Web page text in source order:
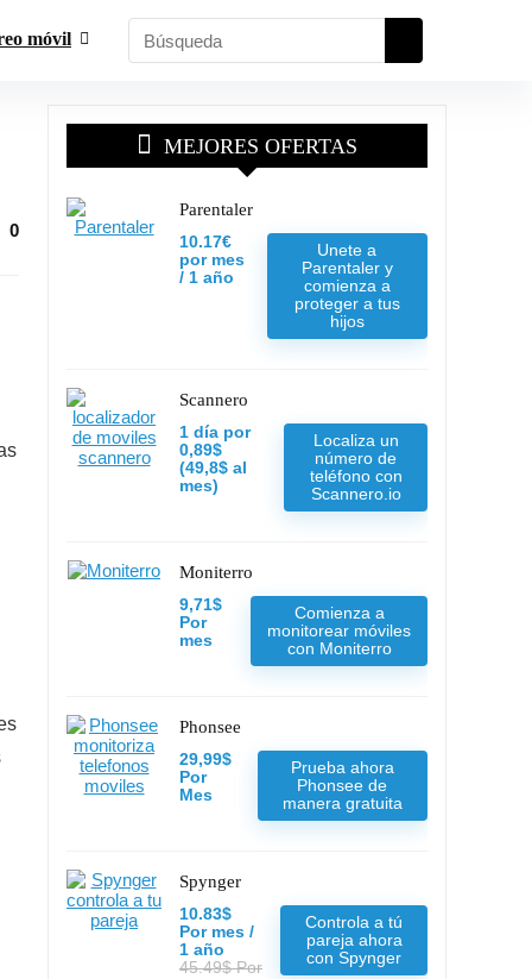
móvil
0
MEJORES OFERTAS
Parentaler
10.17€
por mes
/ 1 año
Unete a
Parentaler y
comienza a
proteger a tus
hijos
Scannero
1 día por
0,89$
(49,8$ al
mes)
Localiza un
número de
teléfono con
Scannero.io
Moniterro
9,71$
Por
mes
Comienza a
monitorear móviles
con Moniterro
Phonsee
29,99$
Por
Mes
Prueba ahora
Phonsee de
manera gratuita
Spynger
10.83$
Por mes /
1 año
45.49$ Por
Controla a tú
pareja ahora
con Spynger